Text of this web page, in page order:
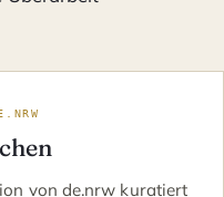
von de.nrw kuratiert